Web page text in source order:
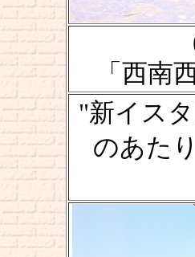
「西南
"新イス
のあた